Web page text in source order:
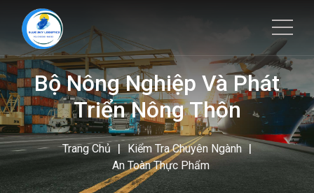
Bộ Nông Nghiệp Và Phát
Triển Nông Thôn
Trang Chủ | Kiểm Tra Chuyên Ngành |
An Toàn Thực Phẩm